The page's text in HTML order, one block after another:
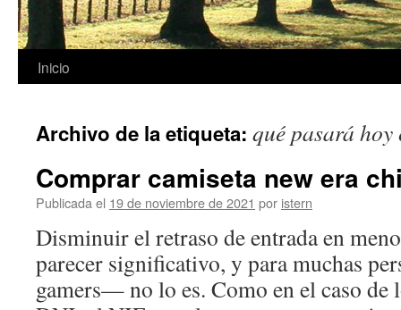
Saltar
contenido
Inicio
Archivo de la etiqueta: qué pasará
Comprar camiseta new era
Publicada el 19 de noviembre de 2021 por istern
Disminuir el retraso de entrada en
parecer significativo, y para muchas
gamers— no lo es. Como en el caso de